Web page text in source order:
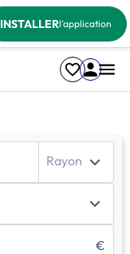
INSTALLERl'application
Rayon
€